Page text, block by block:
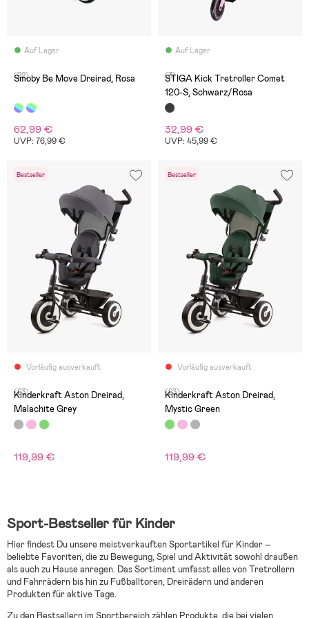
Auf Lager
(22)
Smoby Be Move Dreirad, Rosa
62,99 €
UVP: 76,99 €
Auf Lager
(3)
STIGA Kick Tretroller Comet
120-S, Schwarz/Rosa
32,99 €
UVP: 45,99 €
Bestseller
Vorläufig ausverkauft
(23)
Kinderkraft Aston Dreirad,
Malachite Grey
119,99 €
Bestseller
Vorläufig ausverkauft
(23)
Kinderkraft Aston Dreirad,
Mystic Green
119,99 €
Sport-Bestseller für Kinder
Hier findest Du unsere meistverkauften Sportartikel für Kinder –
beliebte Favoriten, die zu Bewegung, Spiel und Aktivität sowohl draußen
als auch zu Hause anregen. Das Sortiment umfasst alles von Tretrollern
und Fahrrädern bis hin zu Fußballtoren, Dreirädern und anderen
Produkten für aktive Tage.
Zu den Bestsellern im Sportbereich zählen Produkte, die bei vielen